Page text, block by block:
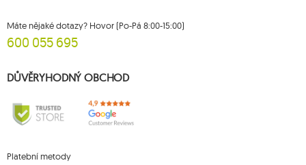
Máte nějaké dotazy? Hovor (Po-Pá 8:00-15:00)
600 055 695
DŮVĚRYHODNÝ OBCHOD
Platební metody